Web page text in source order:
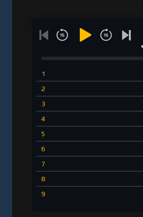
1
2
3
4
5
6
7
8
9